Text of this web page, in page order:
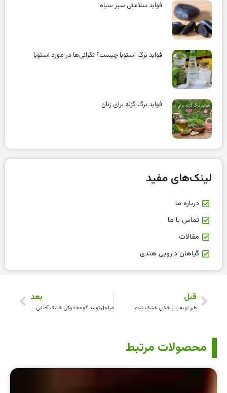
فواید سلامتی سیر سیاه
فواید برگ استویا چیست؟ نگرانی‌ها در مورد استویا
فواید برگ گزنه برای زنان
لینک‌های مفید
درباره ما
تماس با ما
مقالات
گیاهان دارویی هندی
قبل
طرز تهیه پیاز خلالی خشک شده
بعد
مراحل تولید گوجه فرنگی خشک آفتابی در کارخانه
محصولات مرتبط